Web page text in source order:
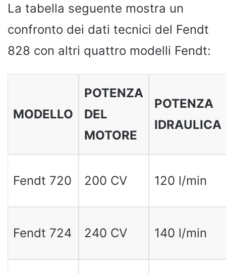
La tabella seguente mostra un
confronto dei dati tecnici del Fendt
828 con altri quattro modelli Fendt:
MODELLO
POTENZA
DEL
MOTORE
POTENZA
IDRAULICA
Fendt 720 200 CV 120 l/min
Fendt 724 240 CV 140 l/min